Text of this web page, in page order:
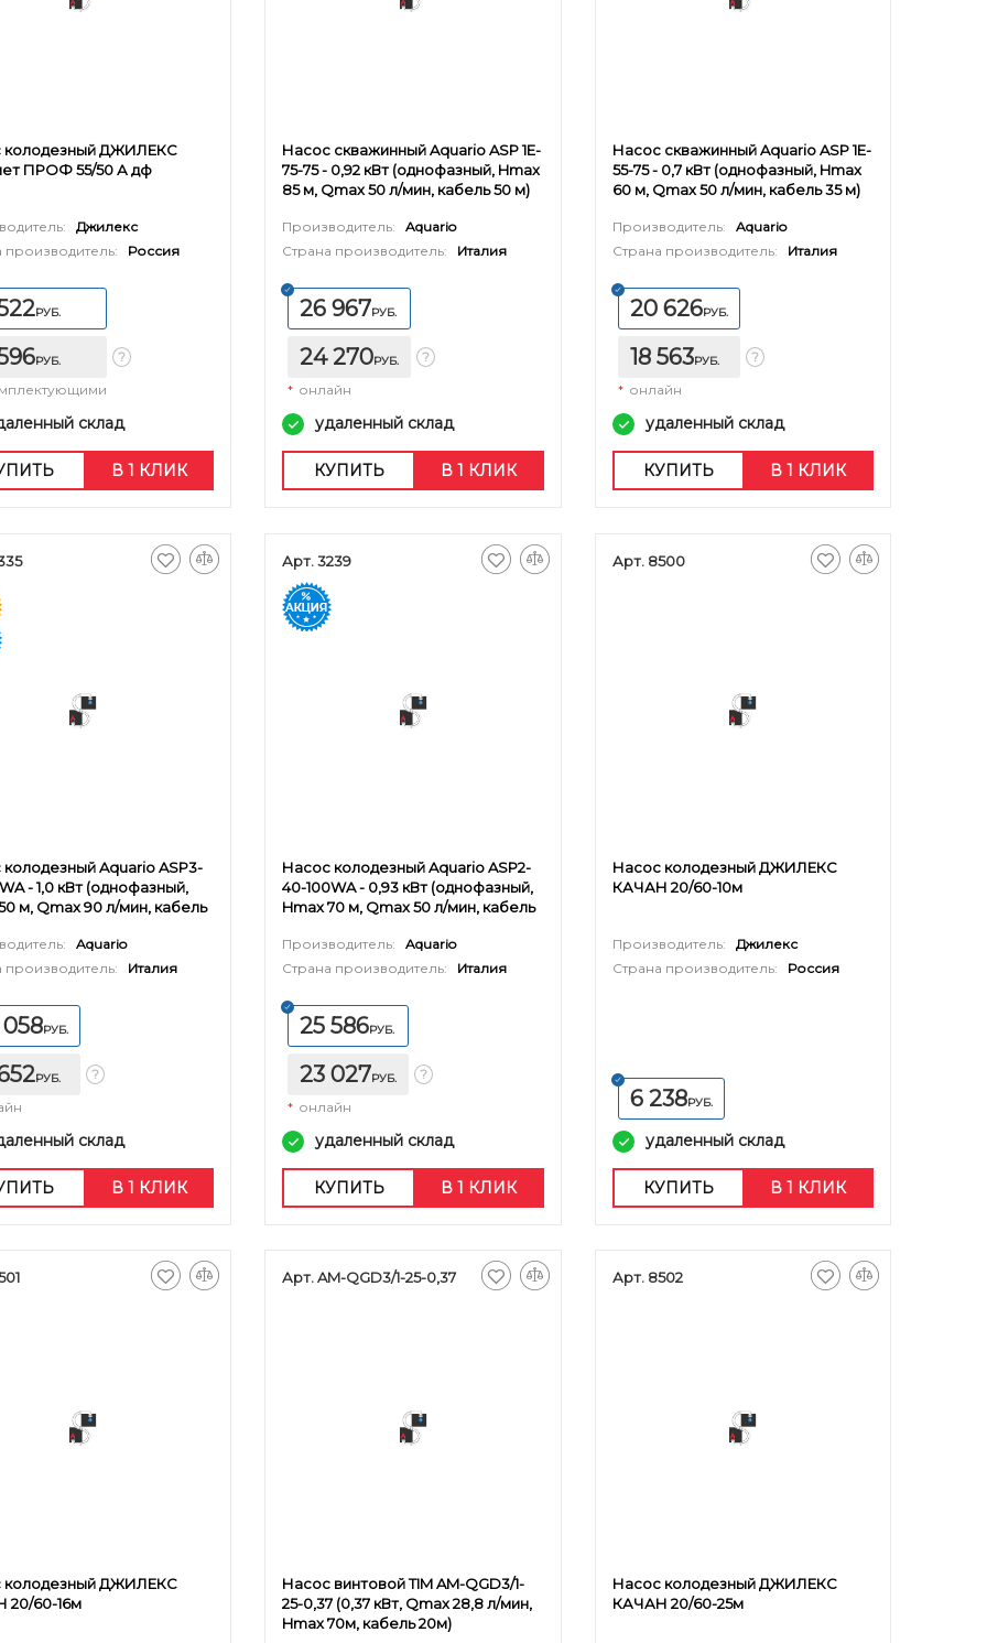
колодезный ДЖИЛЕКС
ПРОФ 55/50 А дф
Джилекс
производитель:
Россия
РУБ.
РУБ.
склад
В 1 КЛИК
Насос скважинный Aquario ASP 1E-
75-75 - 0,92 кВт (однофазный, Hmax
85 м, Qmax 50 л/мин, кабель 50 м)
Производитель:
Aquario
Страна производитель:
Италия
26 967РУБ.
24 270РУБ.
* онлайн
удаленный склад
КУПИТЬ В 1 КЛИК
Насос скважинный Aquario ASP 1E-
55-75 - 0,7 кВт (однофазный, Hmax
60 м, Qmax 50 л/мин, кабель 35 м)
Производитель:
Aquario
Страна производитель:
Италия
20 626РУБ.
18 563РУБ.
* онлайн
удаленный склад
КУПИТЬ В 1 КЛИК
Aquario ASP3-
- 1,0 кВт (однофазный,
м, Qmax 90 л/мин, кабель
Aquario
производитель:
Италия
РУБ.
РУБ.
склад
В 1 КЛИК
Арт. 3239
Насос колодезный Aquario ASP2-
40-100WA - 0,93 кВт (однофазный,
Hmax 70 м, Qmax 50 л/мин, кабель
Производитель:
Aquario
Страна производитель:
Италия
25 586РУБ.
23 027РУБ.
* онлайн
удаленный склад
КУПИТЬ В 1 КЛИК
Арт. 8500
Насос колодезный ДЖИЛЕКС
КАЧАН 20/60-10м
Производитель:
Джилекс
Страна производитель:
Россия
6 238РУБ.
удаленный склад
КУПИТЬ В 1 КЛИК
колодезный ДЖИЛЕКС
20/60-16м
Арт. AM-QGD3/1-25-0,37
Насос винтовой TIM AM-QGD3/1-
25-0,37 (0,37 кВт, Qmax 28,8 л/мин,
Hmax 70м, кабель 20м)
Арт. 8502
Насос колодезный ДЖИЛЕКС
КАЧАН 20/60-25м